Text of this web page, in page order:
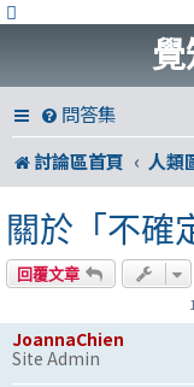
問答集
討論區首頁
人類
關於「不確
回覆文章
JoannaChien
Site Admin